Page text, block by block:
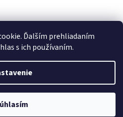
Ďalším prehliadaním
s ich používaním.
. Všetky práva vyhradené.Upraviť
cookies